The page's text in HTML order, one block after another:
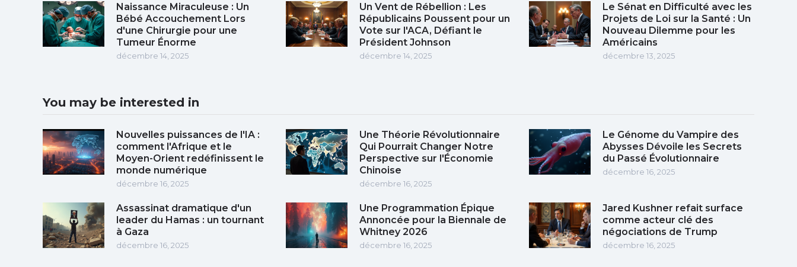
Naissance Miraculeuse : Un
Bébé Accouchement Lors
d'une Chirurgie pour une
Tumeur Énorme
décembre 14, 2025
Un Vent de Rébellion : Les
Républicains Poussent pour un
Vote sur l'ACA, Défiant le
Président Johnson
décembre 14, 2025
Le Sénat en Difficulté avec les
Projets de Loi sur la Santé : Un
Nouveau Dilemme pour les
Américains
décembre 13, 2025
You may be interested in
Nouvelles puissances de l'IA :
comment l'Afrique et le
Moyen-Orient redéfinissent le
monde numérique
décembre 16, 2025
Une Théorie Révolutionnaire
Qui Pourrait Changer Notre
Perspective sur l'Économie
Chinoise
décembre 16, 2025
Le Génome du Vampire des
Abysses Dévoile les Secrets
du Passé Évolutionnaire
décembre 16, 2025
Assassinat dramatique d'un
leader du Hamas : un tournant
à Gaza
décembre 16, 2025
Une Programmation Épique
Annoncée pour la Biennale de
Whitney 2026
décembre 16, 2025
Jared Kushner refait surface
comme acteur clé des
négociations de Trump
décembre 16, 2025